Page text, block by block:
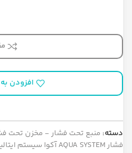
افزودن
دسته: منبع تحت فشار - مخزن تحت
فشار AQUA SYSTEM آکوا سیستم ایتالیا